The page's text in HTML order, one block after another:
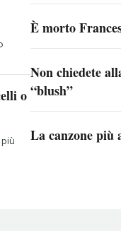
o
È morto
Non chiedete
“blush”
La canzone più